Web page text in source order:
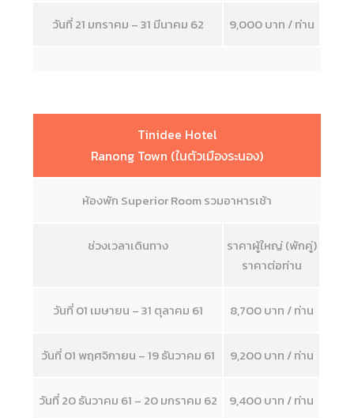
วันที่ 21 มกราคม – 31 มีนาคม 62 9,000 บาท / ท่าน
Tinidee Hotel
Ranong Town (ในตัวเมืองระนอง)
ห้องพัก Superior Room รวมอาหารเช้า
ช่วงเวลาเดินทาง
ราคาผู้ใหญ่ (พักคู่)
ราคาต่อท่าน
วันที่ 01 เมษายน – 31 ตุลาคม 61 8,700 บาท / ท่าน
วันที่ 01 พฤศจิกายน – 19 ธันวาคม 61 9,200 บาท / ท่าน
วันที่ 20 ธันวาคม 61 – 20 มกราคม 62 9,400 บาท / ท่าน